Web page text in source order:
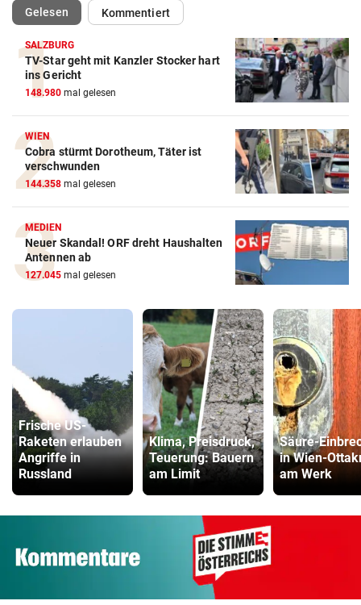
Gelesen(ausgewählt)Kommentiert
SALZBURG
TV-Star geht mit Kanzler Stocker hart
ins Gericht
148.980 mal gelesen
WIEN
Cobra stürmt Dorotheum, Täter ist
verschwunden
144.358 mal gelesen
MEDIEN
Neuer Skandal! ORF dreht Haushalten
Antennen ab
127.045 mal gelesen
Frische US-
Raketen erlauben
Angriffe in
Russland
Klima, Preisdruck,
Teuerung: Bauern
am Limit
Säure-
in Wien-
am Werk